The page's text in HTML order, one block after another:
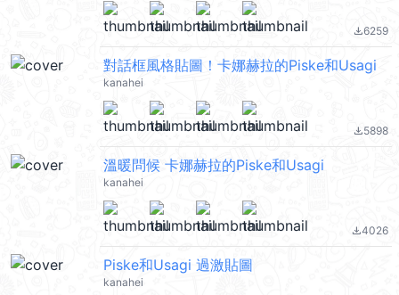
file_download6259
對話框風格貼圖！卡娜赫拉的Piske和Usagi
kanahei
file_download5898
溫暖問候 卡娜赫拉的Piske和Usagi
kanahei
file_download4026
Piske和Usagi 過激貼圖
kanahei